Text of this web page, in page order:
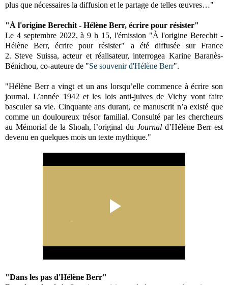
plus que nécessaires la diffusion et le partage de telles œuvres…"
"À l'origine Berechit - Hélène Berr, écrire pour résister"
Le 4 septembre 2022, à 9 h 15, l'émission "À l'origine Berechit -
Hélène Berr, écrire pour résister" a été diffusée sur France
2. Steve Suissa, acteur et réalisateur, interrogea Karine Baranès-
Bénichou, co-auteure de "Se souvenir d'Hélène Berr".
"Hélène Berr a vingt et un ans lorsqu’elle commence à écrire son
journal. L’année 1942 et les lois anti-juives de Vichy vont faire
basculer sa vie. Cinquante ans durant, ce manuscrit n’a existé que
comme un douloureux trésor familial. Consulté par les chercheurs
au Mémorial de la Shoah, l’original du Journal d’Hélène Berr est
devenu en quelques mois un texte mythique."
"Dans les pas d'Hélène Berr"